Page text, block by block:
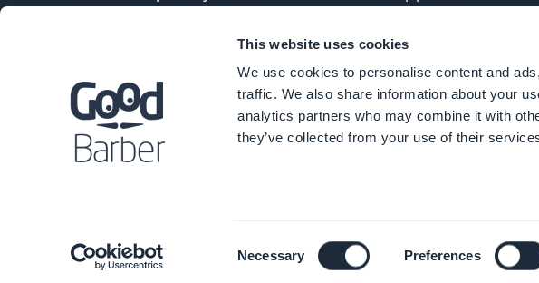
This website uses cookies
We use cookies to personalise content and
traffic. We also share information about your
analytics partners who may combine it with
they’ve collected from your use of their
Necessary Preferences
Sviluppo
Glossario